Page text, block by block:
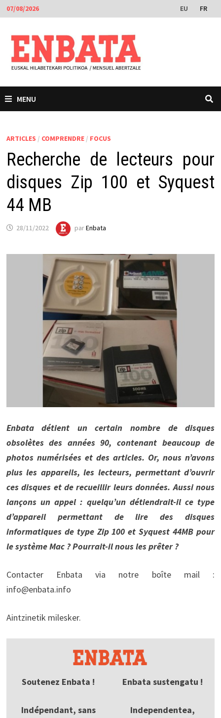
Passer
au
contenu
07/08/2026 EU FR
MENU
ARTICLES / COMPRENDRE/ FOCUS
Recherche de lecteurs pour
disques Zip 100 et Syquest
44 MB
28/11/2022 parEnbata
Enbata détient un certain nombre de disques
obsolètes des années 90, contenant beaucoup de
photos numérisées et des articles. Or, nous n’avons
plus les appareils, les lecteurs, permettant d’ouvrir
ces disques et de recueillir leurs données. Aussi nous
lançons un appel : quelqu’un détiendrait-il ce type
d’appareil permettant de lire des disques
informatiques de type Zip 100 et Syquest 44MB pour
le système Mac ? Pourrait-il nous les prêter ?
Contacter Enbata via notre boîte mail :
info@enbata.info
Aintzinetik milesker.
Soutenez Enbata !
Indépendant, sans
Enbata sustengatu !
Independentea,